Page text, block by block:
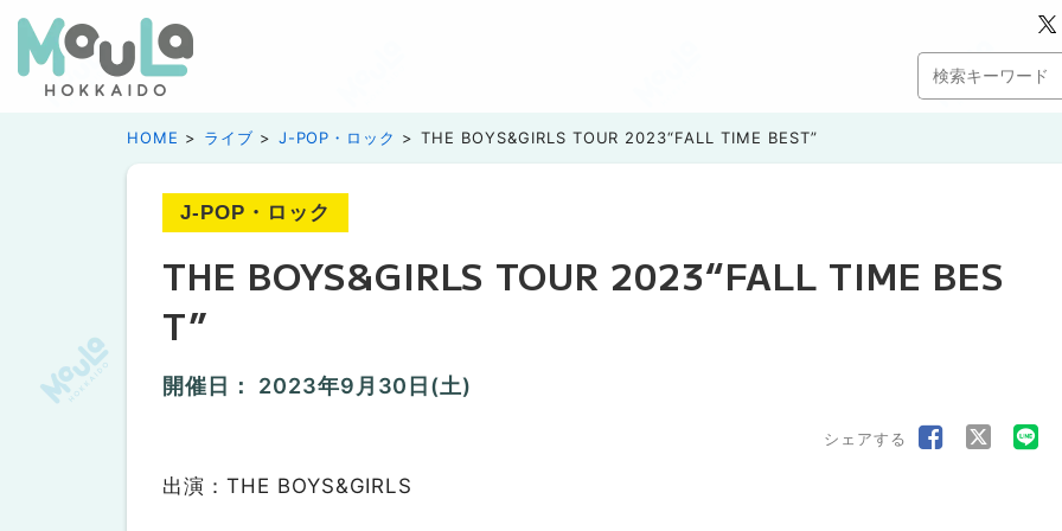
HOME ライブ J-POP・ロック THE BOYS&GIRLS TOUR 2023“FALL TIME BEST”
J-POP・ロック
THE BOYS&GIRLS TOUR 2023“FALL TIME BES
T”
開催日： 2023年9月30日(土)
シェアする
出演：THE BOYS&GIRLS